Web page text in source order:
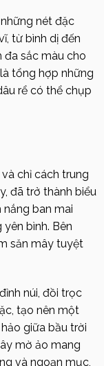
nét đặc
từ bình dị đến
sắc màu cho
tổng hợp những
rể có thể chụp
chỉ cách trung
đã trở thành biểu
ban mai
bình. Bên
săn mây tuyệt
núi, đồi trọc
tạo nên một
giữa bầu trời
mờ ảo mang
và ngoạn mục,